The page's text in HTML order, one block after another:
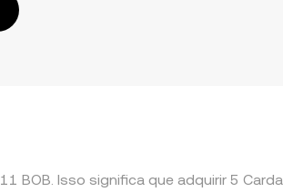
BOB. Isso significa que adquirir 5